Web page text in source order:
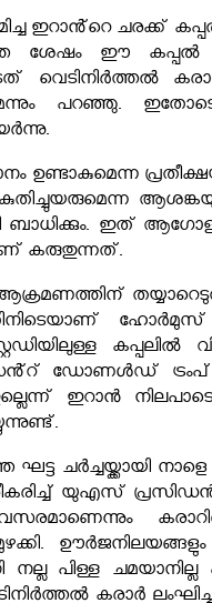
ഇറാൻ്റെ ചരക്ക്
ശേഷം ഈ
വെടിനിർത്തൽ
പറഞ്ഞു.
ബാധിക്കും. ഇത്
കരുതുന്നത്.
കപ്പലിൽ
ഡോണൾഡ് ട്രംപ്
ഇറാൻ
ചർച്ചയ്ക്കായി
യുഎസ്
കരാറിൽ
പിള്ള
കരാർ